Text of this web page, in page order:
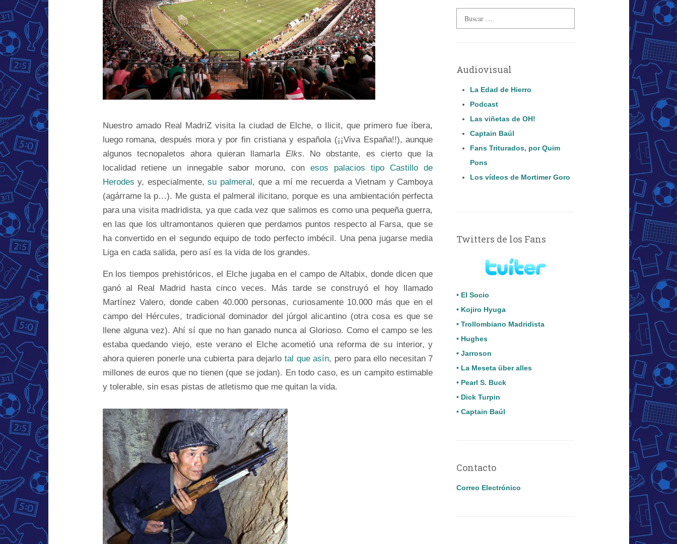
Nuestro amado Real MadriZ visita la ciudad de Elche, o Ilicit, que primero fue íbera,
luego romana, después mora y por fin cristiana y española (¡¡Viva España!!), aunque
algunos tecnopaletos ahora quieran llamarla Elks. No obstante, es cierto que la
localidad retiene un innegable sabor moruno, conesos palacios tipo Castillo de
Herodes y, especialmente,su palmeral, que a mí me recuerda a Vietnam y Camboya
(agárrame la p…). Me gusta el palmeral ilicitano, porque es una ambientación perfecta
para una visita madridista, ya que cada vez que salimos es como una pequeña guerra,
en las que los ultramontanos quieren que perdamos puntos respecto al Farsa, que se
ha convertido en el segundo equipo de todo perfecto imbécil. Una pena jugarse media
Liga en cada salida, pero así es la vida de los grandes.
En los tiempos prehistóricos, el Elche jugaba en el campo de Altabix, donde dicen que
ganó al Real Madrid hasta cinco veces. Más tarde se construyó el hoy llamado
Martínez Valero, donde caben 40.000 personas, curiosamente 10.000 más que en el
campo del Hércules, tradicional dominador del júrgol alicantino (otra cosa es que se
llene alguna vez). Ahí sí que no han ganado nunca al Glorioso. Como el campo se les
estaba quedando viejo, este verano el Elche acometió una reforma de su interior, y
ahora quieren ponerle una cubierta para dejarlo tal que asín, pero para ello necesitan 7
millones de euros que no tienen (que se jodan). En todo caso, es un campito estimable
y tolerable, sin esas pistas de atletismo que me quitan la vida.
Audiovisual
La Edad de Hierro
Podcast
Las viñetas de OH!
Captain Baúl
Fans Triturados, por Quim
Pons
Los vídeos de Mortimer Goro
Twitters de los Fans
• El Socio
• Kojiro Hyuga
• Trollombiano Madridista
• Hughes
• Jarroson
• La Meseta über alles
• Pearl S. Buck
• Dick Turpin
• Captain Baúl
Contacto
Correo Electrónico